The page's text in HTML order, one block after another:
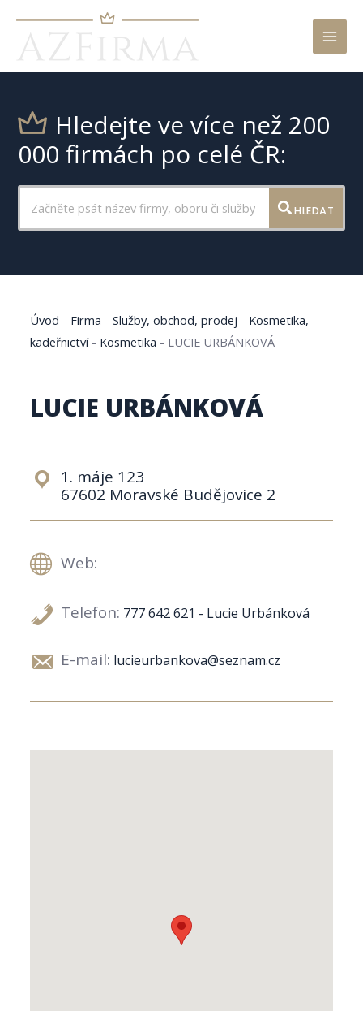
Hledejte ve více než 200
000 firmách po celé ČR:
HLEDAT
Úvod - Firma -Služby, obchod, prodej - Kosmetika,
kadeřnictví- Kosmetika - LUCIE URBÁNKOVÁ
LUCIE URBÁNKOVÁ
1. máje 123
67602 Moravské Budějovice 2
Web:
Telefon: 777 642 621 - Lucie Urbánková
E-mail: lucieurbankova@seznam.cz